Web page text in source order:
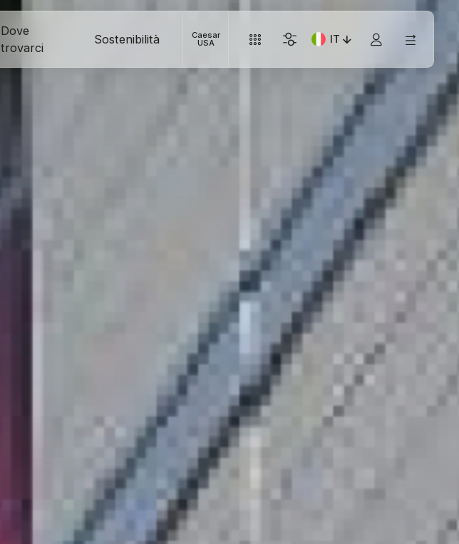
Dove
trovarci
Sostenibilità Caesar
USA IT
Lingua corrente: Italiano